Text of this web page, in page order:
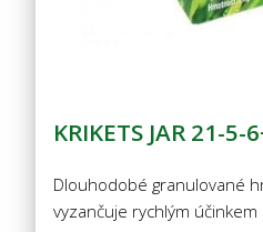
KRIKETS JAR 21-5-
Dlouhodobé granulované
vyzančuje rychlým účinkem